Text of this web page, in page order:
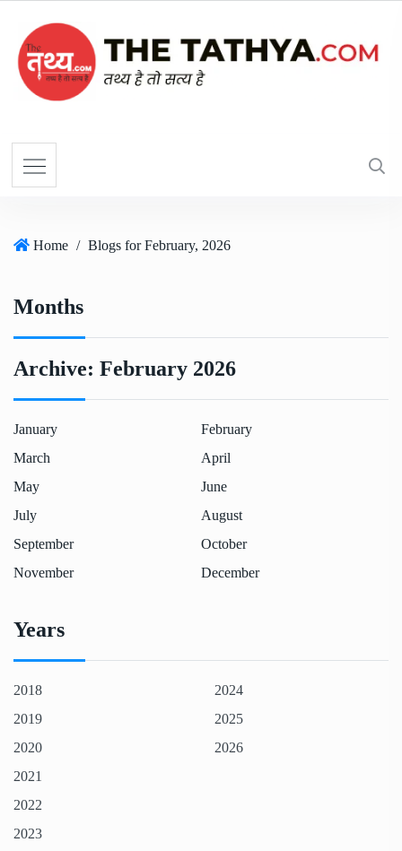
Home / Blogs for February, 2026
Months
Archive: February 2026
January
February
March
April
May
June
July
August
September
October
November
December
Years
2018
2019
2020
2021
2022
2023
2024
2025
2026